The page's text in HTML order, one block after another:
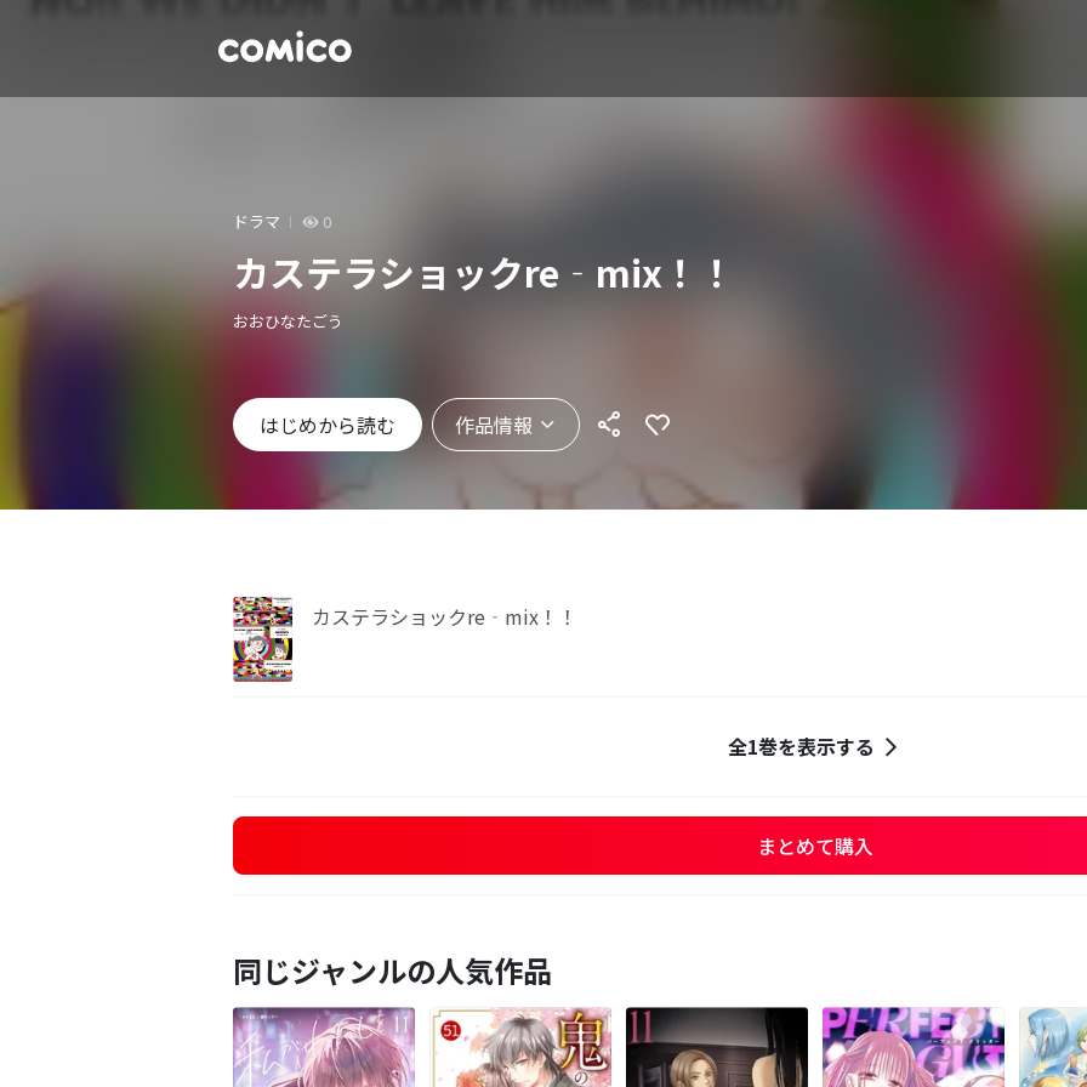
ドラマ 0
カステラショックre‐mix！！
おおひなたごう
はじめから読む 作品情報
カステラショックre‐mix！！
全1巻を表示する
まとめて購入
同じジャンルの人気作品